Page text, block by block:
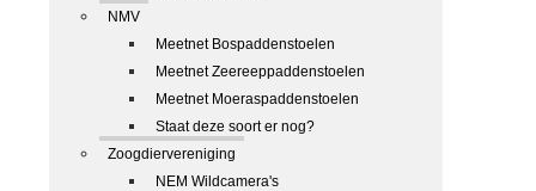
NMV
Meetnet Bospaddenstoelen
Meetnet Zeereeppaddenstoelen
Meetnet Moeraspaddenstoelen
Staat deze soort er nog?
Zoogdiervereniging
NEM Wildcamera's